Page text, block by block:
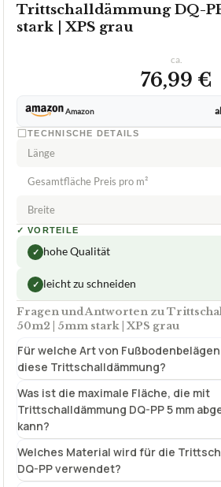
Trittschalldämmung DQ-
stark | XPS grau
ca.
76,99 €
Amazon
TECHNISCHE DETAILS
Länge
Gesamtfläche Preis pro m²
Breite
✓ VORTEILE
✓ hohe Qualität
✓ leicht zu schneiden
Fragen und Antworten zu
50m2 | 5mm stark | XPS grau
Für welche Art von
diese Trittschalldämmung?
Was ist die maximale Fläche, die mit
Trittschalldämmung DQ-PP 5 mm
kann?
Welches Material wird für die
DQ-PP verwendet?